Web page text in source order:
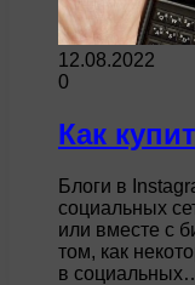
12.08.2022
0
Как
Блоги в
социальных
или вместе с
том, как
в